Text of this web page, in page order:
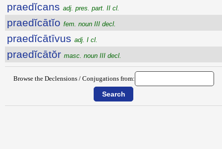
praedĭcans adj. pres. part. II cl.
praedĭcātĭo fem. noun III decl.
praedĭcātīvus adj. I cl.
praedĭcātŏr masc. noun III decl.
Browse the Declensions / Conjugations from: